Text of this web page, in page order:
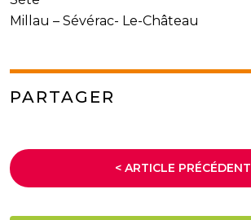
Millau – Sévérac- Le-Château
PARTAGER
< ARTICLE PRÉCÉDENT